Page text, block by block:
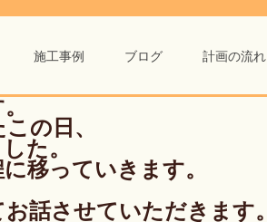
施工事例 ブログ 計画の流れ
の日、
た。
移っていきます。
話させていただきます。